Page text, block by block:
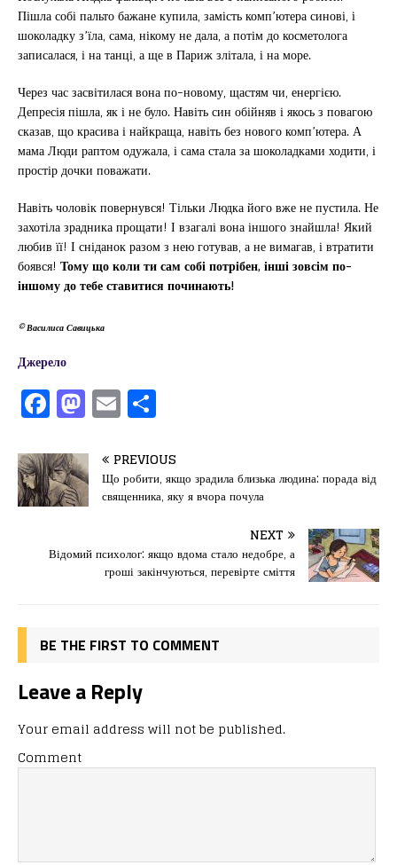
Пішла собі пальто бажане купила, замість комп’ютера синові, і
шоколадку з’їла, сама, нікому не дала, а потім до косметолога
записалася, і на танці, а ще в Париж злітала, і на море.
Через час засвітилася вона по-новому, щастям чи, енергією.
Депресія пішла, як і не було. Навіть син обійняв і якось з повагою
сказав, що красива і найкраща, навіть без нового комп’ютера. А
мама Люди раптом одужала, і сама стала за шоколадками ходити, і
простір дочки поважати.
Навіть чоловік повернувся! Тільки Людка його вже не пустила. Не
захотіла зрадника прощати! І взагалі вона іншого знайшла! Який
любив її! І сніданок разом з нею готував, а не вимагав, і втратити
боявся! Тому що коли ти сам собі потрібен, інші зовсім по-
іншому до тебе ставитися починають!
© Василиса Савицька
Джерело
F
a
c
e
b
o
o
M
a
st
o
d
o
n
E
m
ai
l
іл
и
т
ис
я
PREVIOUS
Що робити, якщо зрадила близька людина: порада від
священника, яку я вчора почула
NEXT
Відомий психолог: якщо вдома стало недобре, а
гроші закінчуються, перевірте сміття
BE THE FIRST TO COMMENT
Leave a Reply
Your email address will not be published.
Comment